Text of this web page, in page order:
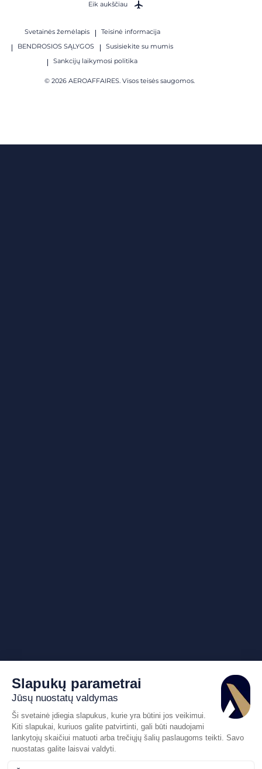
Svetainės žemėlapis
Teisinė informacija
BENDROSIOS SĄLYGOS
Susisiekite su mumis
Sankcijų laikymosi politika
© 2026 AEROAFFAIRES. Visos teisės saugomos.
Eik aukščiau